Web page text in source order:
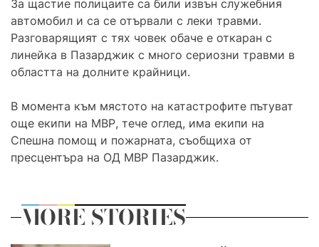
За щастие полицаите са били извън служебния
автомобил и са се отървали с леки травми.
Разговарящият с тях човек обаче е откаран с
линейка в Пазарджик с много сериозни травми в
областта на долните крайници.
В момента към мястото на катастрофите пътуват
още екипи на МВР, тече оглед, има екипи на
Спешна помощ и пожарната, съобщиха от
пресцентъра на ОД МВР Пазарджик.
MORE STORIES